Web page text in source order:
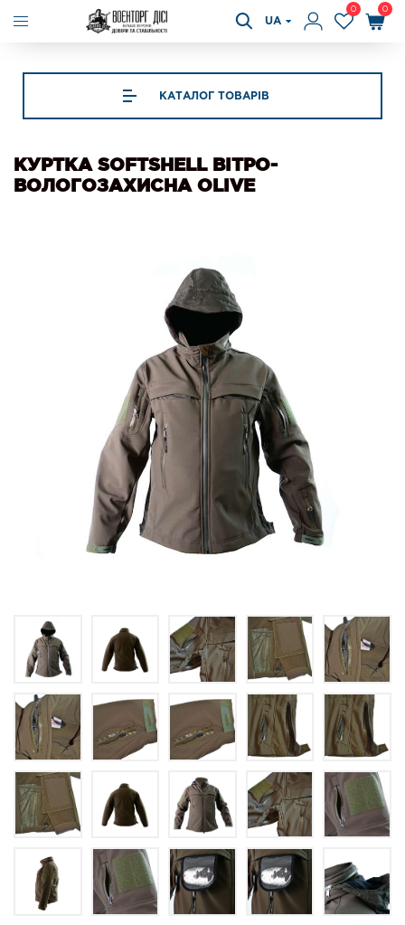
UA
0 0
КАТАЛОГ ТОВАРІВ
КУРТКА SOFTSHELL ВІТРО-
ВОЛОГОЗАХИСНА OLIVE